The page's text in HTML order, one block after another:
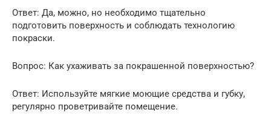
Ответ: Да, можно, но необходимо тщательно
подготовить поверхность и соблюдать технологию
покраски.
Вопрос: Как ухаживать за покрашенной поверхностью?
Ответ: Используйте мягкие моющие средства и губку,
регулярно проветривайте помещение.